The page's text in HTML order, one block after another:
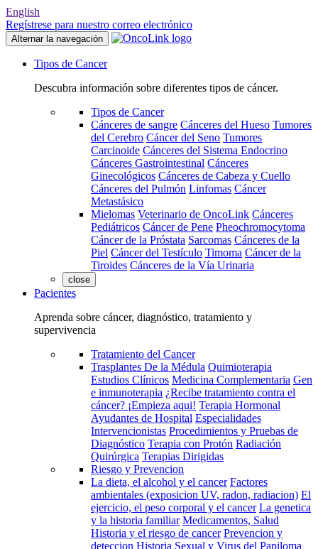
English
Regístrese para nuestro correo electrónico
Alternar la navegación
Tipos de Cancer
Descubra información sobre diferentes tipos de cáncer.
Tipos de Cancer
Cánceres de sangre Cánceres del Hueso Tumores
del Cerebro Cáncer del Seno Tumores
Carcinoide Cánceres del Sistema Endocrino
Cánceres Gastrointestinal Cánceres
Ginecológicos Cánceres de Cabeza y Cuello
Cánceres del Pulmón Linfomas Cáncer
Metastásico
Mielomas Veterinario de OncoLink Cánceres
Pediátricos Cáncer de Pene Pheochromocytoma
Cáncer de la Próstata Sarcomas Cánceres de la
Piel Cáncer del Testículo Timoma Cáncer de la
Tiroides Cánceres de la Vía Urinaria
close
Pacientes
Aprenda sobre cáncer, diagnóstico, tratamiento y
supervivencia
Tratamiento del Cancer
Trasplantes De la Médula Quimioterapia
Estudios Clínicos Medicina Complementaria Gen
e inmunoterapia ¿Recibe tratamiento contra el
cáncer? ¡Empieza aqui! Terapia Hormonal
Ayudantes de Hospital Especialidades
Intervencionistas Procedimientos y Pruebas de
Diagnóstico Terapia con Protón Radiación
Quirúrgica Terapias Dirigidas
Riesgo y Prevencion
La dieta, el alcohol y el cancer Factores
ambientales (exposicion UV, radon, radiacion) El
ejercicio, el peso corporal y el cancer La genetica
y la historia familiar Medicamentos, Salud
Historia y el riesgo de cancer Prevencion y
deteccion Historia Sexual y Virus del Papiloma